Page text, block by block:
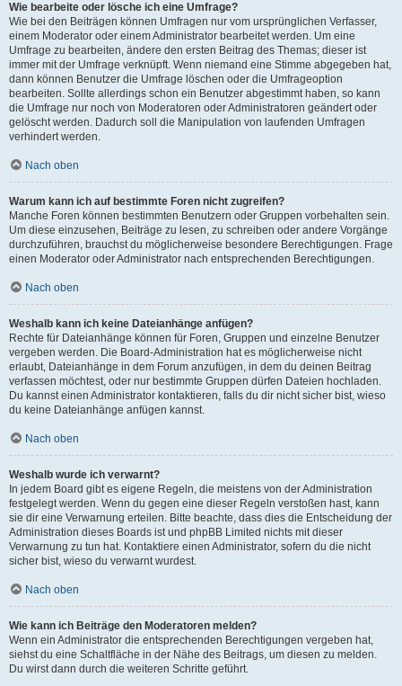
Wie bearbeite oder lösche ich eine Umfrage?
Wie bei den Beiträgen können Umfragen nur vom ursprünglichen Verfasser,
einem Moderator oder einem Administrator bearbeitet werden. Um eine
Umfrage zu bearbeiten, ändere den ersten Beitrag des Themas; dieser ist
immer mit der Umfrage verknüpft. Wenn niemand eine Stimme abgegeben hat,
dann können Benutzer die Umfrage löschen oder die Umfrageoption
bearbeiten. Sollte allerdings schon ein Benutzer abgestimmt haben, so kann
die Umfrage nur noch von Moderatoren oder Administratoren geändert oder
gelöscht werden. Dadurch soll die Manipulation von laufenden Umfragen
verhindert werden.
Nach oben
Warum kann ich auf bestimmte Foren nicht zugreifen?
Manche Foren können bestimmten Benutzern oder Gruppen vorbehalten sein.
Um diese einzusehen, Beiträge zu lesen, zu schreiben oder andere Vorgänge
durchzuführen, brauchst du möglicherweise besondere Berechtigungen. Frage
einen Moderator oder Administrator nach entsprechenden Berechtigungen.
Nach oben
Weshalb kann ich keine Dateianhänge anfügen?
Rechte für Dateianhänge können für Foren, Gruppen und einzelne Benutzer
vergeben werden. Die Board-Administration hat es möglicherweise nicht
erlaubt, Dateianhänge in dem Forum anzufügen, in dem du deinen Beitrag
verfassen möchtest, oder nur bestimmte Gruppen dürfen Dateien hochladen.
Du kannst einen Administrator kontaktieren, falls du dir nicht sicher bist, wieso
du keine Dateianhänge anfügen kannst.
Nach oben
Weshalb wurde ich verwarnt?
In jedem Board gibt es eigene Regeln, die meistens von der Administration
festgelegt werden. Wenn du gegen eine dieser Regeln verstoßen hast, kann
sie dir eine Verwarnung erteilen. Bitte beachte, dass dies die Entscheidung der
Administration dieses Boards ist und phpBB Limited nichts mit dieser
Verwarnung zu tun hat. Kontaktiere einen Administrator, sofern du die nicht
sicher bist, wieso du verwarnt wurdest.
Nach oben
Wie kann ich Beiträge den Moderatoren melden?
Wenn ein Administrator die entsprechenden Berechtigungen vergeben hat,
siehst du eine Schaltfläche in der Nähe des Beitrags, um diesen zu melden.
Du wirst dann durch die weiteren Schritte geführt.